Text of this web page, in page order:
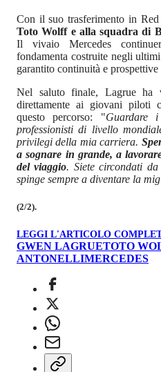
Con il suo trasferimento in
Toto Wolff e alla squadra di
Il vivaio Mercedes
fondamenta costruite negli
garantito continuità e
Nel saluto finale, Lagrue ha
direttamente ai giovani piloti
questo percorso: "Guardare
professionisti di livello
privilegi della mia carriera.
a sognare in grande, a
del viaggio. Siete circondati
spinge sempre a diventare la
(2/2).
LEGGI L'ARTICOLO
GWEN LAGRUETOTO
ANTONELLIMERCEDES